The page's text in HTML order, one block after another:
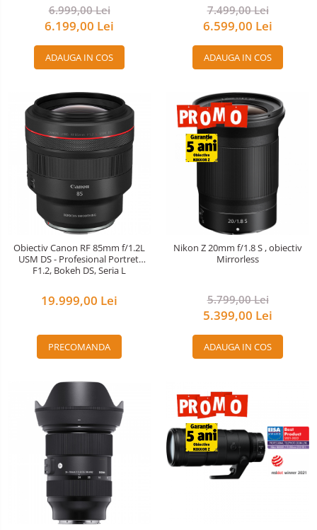
6.999,00 Lei
6.199,00 Lei
ADAUGA IN COS
7.499,00 Lei
6.599,00 Lei
ADAUGA IN COS
Obiectiv Canon RF 85mm f/1.2L
USM DS - Profesional Portret,
F1.2, Bokeh DS, Seria L
19.999,00 Lei
PRECOMANDA
Nikon Z 20mm f/1.8 S , obiectiv
Mirrorless
5.799,00 Lei
5.399,00 Lei
ADAUGA IN COS